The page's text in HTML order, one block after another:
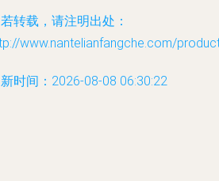
转载，请注明出处：
www.nantelianfangche.com/
时间：2026-08-08 06:30:22